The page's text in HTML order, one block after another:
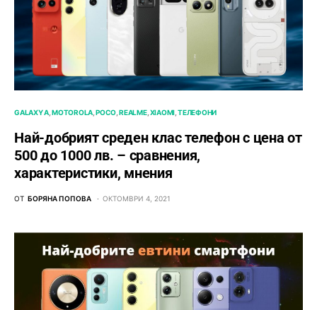
GALAXY A MOTOROLA POCO REALME XIAOMI ТЕЛЕФОНИ
Най-добрият среден клас телефон с цена от
500 до 1000 лв. – сравнения,
характеристики, мнения
ОТ БОРЯНА ПОПОВА ОКТОМВРИ 4, 2021